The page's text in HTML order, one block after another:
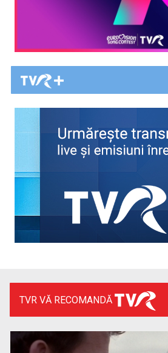
„România are uraniu, dar închide
premieră la TVR INFO, de ...
TVR VĂ RECOMANDĂ